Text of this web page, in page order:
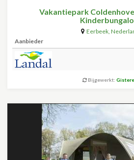
Vakantiepark
Eerbeek,
Aanbieder
Bijgewerkt: